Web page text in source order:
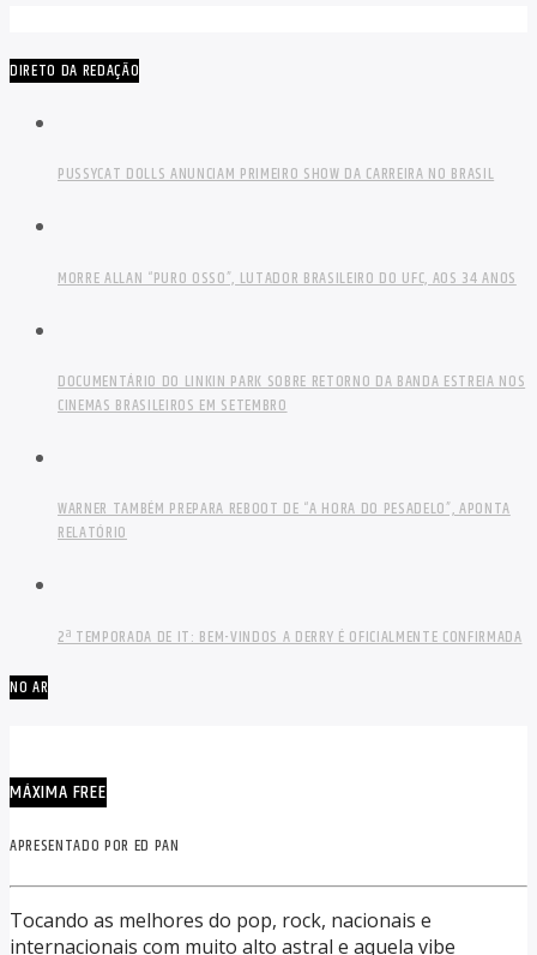
DIRETO DA REDAÇÃO
PUSSYCAT DOLLS ANUNCIAM PRIMEIRO SHOW DA CARREIRA NO BRASIL
MORRE ALLAN “PURO OSSO”, LUTADOR BRASILEIRO DO UFC, AOS 34 ANOS
DOCUMENTÁRIO DO LINKIN PARK SOBRE RETORNO DA BANDA ESTREIA NOS
CINEMAS BRASILEIROS EM SETEMBRO
WARNER TAMBÉM PREPARA REBOOT DE “A HORA DO PESADELO”, APONTA
RELATÓRIO
2ª TEMPORADA DE IT: BEM-VINDOS A DERRY É OFICIALMENTE CONFIRMADA
NO AR
MÁXIMA FREE
APRESENTADO POR ED PAN
Tocando as melhores do pop, rock, nacionais e
internacionais com muito alto astral e aquela vibe